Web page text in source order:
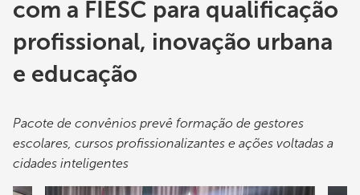
com a FIESC para qualificação
profissional, inovação urbana
e educação
Pacote de convênios prevê formação de gestores
escolares, cursos profissionalizantes e ações voltadas a
cidades inteligentes